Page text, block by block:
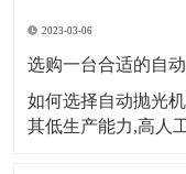
2023-03-06
选购一台合适的自
如何选择自动抛光
其低生产能力,高人